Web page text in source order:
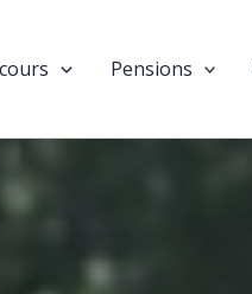
Pensions